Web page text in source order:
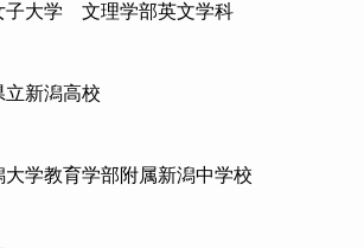
子大学 文理学部英文学科
立新潟高校
学教育学部附属新潟中学校